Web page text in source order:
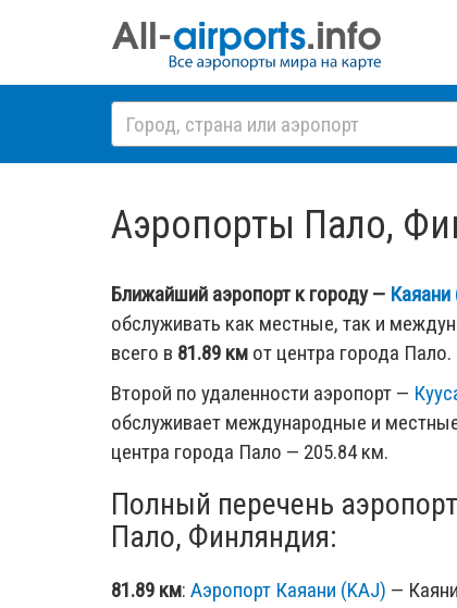
Аэропорты Пало,
Ближайший аэропорт к городу — Каяани
обслуживать как местные, так и
всего в 81.89 км от центра города Пало.
Второй по удаленности аэропорт —
обслуживает международные и
центра города Пало — 205.84 км.
Полный перечень
Пало, Финляндия:
81.89 км: Аэропорт Каяани (KAJ) —